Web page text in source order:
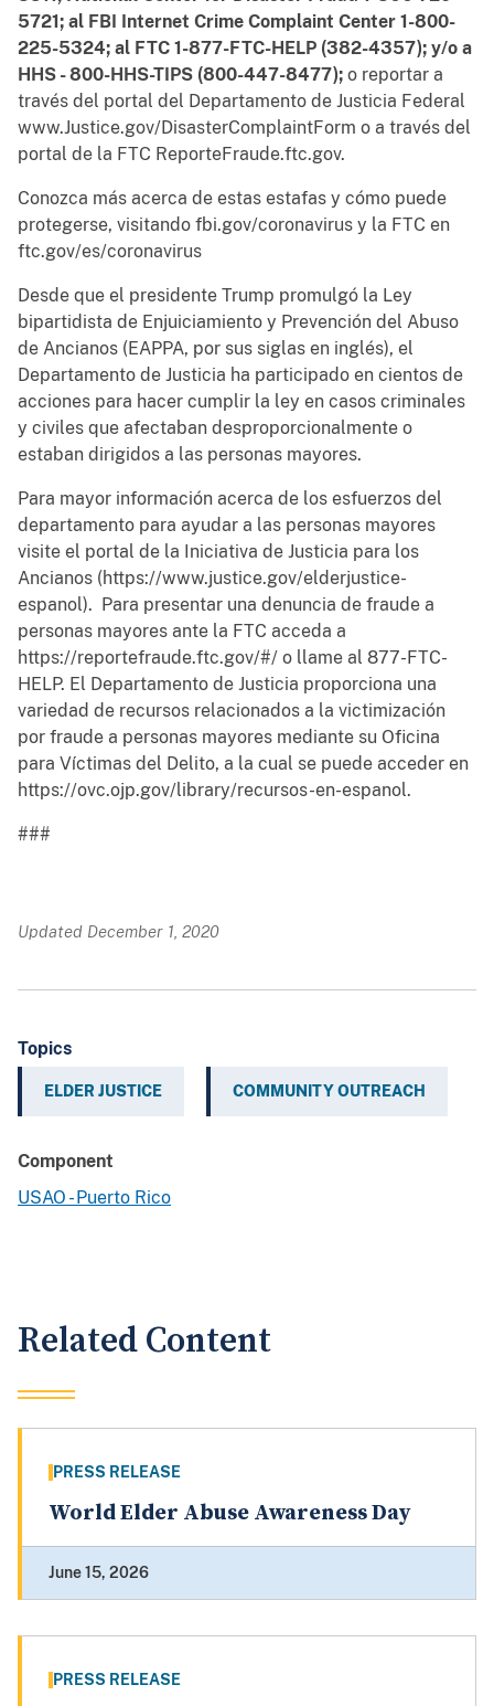
5721; al FBI Internet Crime Complaint Center 1-800-
225-5324; al FTC 1-877-FTC-HELP (382-4357); y/o a
HHS - 800-HHS-TIPS (800-447-8477); o reportar a
través del portal del Departamento de Justicia Federal
www.Justice.gov/DisasterComplaintForm o a través del
portal de la FTC ReporteFraude.ftc.gov.
Conozca más acerca de estas estafas y cómo puede
protegerse, visitando fbi.gov/coronavirus y la FTC en
ftc.gov/es/coronavirus
Desde que el presidente Trump promulgó la Ley
bipartidista de Enjuiciamiento y Prevención del Abuso
de Ancianos (EAPPA, por sus siglas en inglés), el
Departamento de Justicia ha participado en cientos de
acciones para hacer cumplir la ley en casos criminales
y civiles que afectaban desproporcionalmente o
estaban dirigidos a las personas mayores.
Para mayor información acerca de los esfuerzos del
departamento para ayudar a las personas mayores
visite el portal de la Iniciativa de Justicia para los
Ancianos (https://www.justice.gov/elderjustice-
espanol). Para presentar una denuncia de fraude a
personas mayores ante la FTC acceda a
https://reportefraude.ftc.gov/#/ o llame al 877-FTC-
HELP. El Departamento de Justicia proporciona una
variedad de recursos relacionados a la victimización
por fraude a personas mayores mediante su Oficina
para Víctimas del Delito, a la cual se puede acceder en
https://ovc.ojp.gov/library/recursos-en-espanol.
###
Updated December 1, 2020
Topics
ELDER JUSTICE COMMUNITY OUTREACH
Component
USAO - Puerto Rico
Related Content
PRESS RELEASE
World Elder Abuse Awareness Day
June 15, 2026
PRESS RELEASE